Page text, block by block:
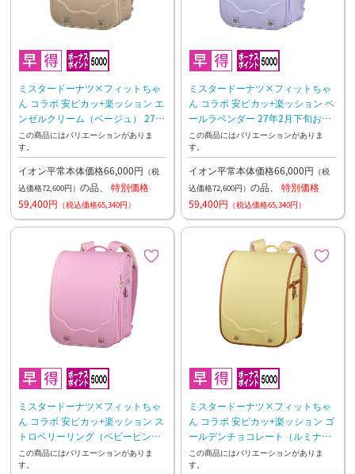
ミスタードーナツ×フィットちゃ
ん コラボ 安ピカッ+楽ッション エ
ンゼルクリーム（ベージュ） 27年
2月下旬お渡し予定
この商品にはバリエーションがありま
す。
イオン平常本体価格66,000円 （税
込価格72,600円） の品、 特別価格
59,400円 （税込価格65,340円）
ミスタードーナツ×フィットちゃ
ん コラボ 安ピカッ+楽ッション ペ
ールラベンダー 27年2月下旬お渡
し予定
この商品にはバリエーションがありま
す。
イオン平常本体価格66,000円 （税
込価格72,600円） の品、 特別価格
59,400円 （税込価格65,340円）
ミスタードーナツ×フィットちゃ
ん コラボ 安ピカッ+楽ッション ス
トロベリーリング（ベビーピン
ク） 27年2月下旬お渡し予定
この商品にはバリエーションがありま
す。
ミスタードーナツ×フィットちゃ
ん コラボ 安ピカッ+楽ッション ゴ
ールデンチョコレート（ルミナス
イエロー） 27年2月下旬お渡し予
定
この商品にはバリエーションがありま
す。